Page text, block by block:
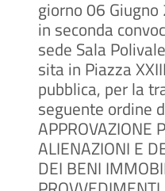
giorno 06
in seconda
sede Sala
sita in Piazza
pubblica, per la
seguente ordine
APPROVAZIONE
ALIENAZIONI E
DEI BENI